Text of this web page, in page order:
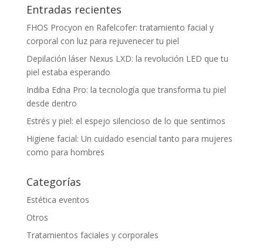
Entradas recientes
FHOS Procyon en Rafelcofer: tratamiento facial y
corporal con luz para rejuvenecer tu piel
Depilación láser Nexus LXD: la revolución LED que tu
piel estaba esperando
Indiba Edna Pro: la tecnología que transforma tu piel
desde dentro
Estrés y piel: el espejo silencioso de lo que sentimos
Higiene facial: Un cuidado esencial tanto para mujeres
como para hombres
Categorías
Estética eventos
Otros
Tratamientos faciales y corporales